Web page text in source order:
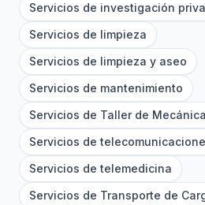
Servicios de investigación
Servicios de limpieza
Servicios de limpieza y aseo
Servicios de mantenimiento
Servicios de Taller de
Servicios de
Servicios de telemedicina
Servicios de Transporte de